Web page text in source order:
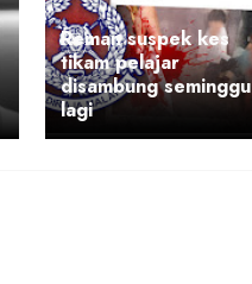
Reman suspek kes
tikam pelajar
disambung seminggu
lagi